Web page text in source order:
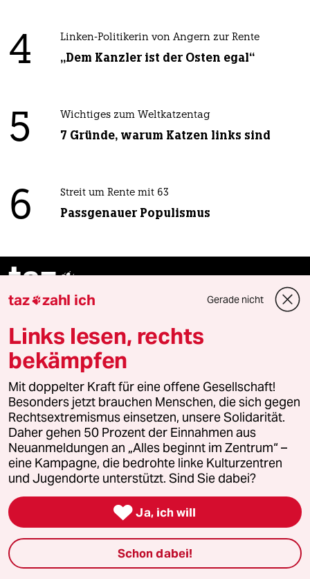
4 Linken-Politikerin von Angern zur Rente
„Dem Kanzler ist der Osten egal“
5 Wichtiges zum Weltkatzentag
7 Gründe, warum Katzen links sind
6 Streit um Rente mit 63
Passgenauer Populismus
taz
Politik
Öko
Gesellschaft
Kultur
Sport
taz zahl ich Gerade nicht
Links lesen, rechts
bekämpfen
Mit doppelter Kraft für eine offene Gesellschaft!
Besonders jetzt brauchen Menschen, die sich gegen
Rechtsextremismus einsetzen, unsere Solidarität.
Daher gehen 50 Prozent der Einnahmen aus
Neuanmeldungen an „Alles beginnt im Zentrum“ –
eine Kampagne, die bedrohte linke Kulturzentren
und Jugendorte unterstützt. Sind Sie dabei?
 Ja, ich will
Schon dabei!